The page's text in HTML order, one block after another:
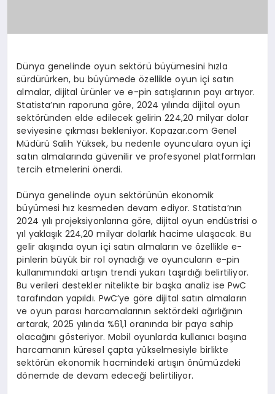
OYUN
Dünya genelinde oyun sektörü büyümesini hızla
sürdürürken, bu büyümede özellikle oyun içi satın
almalar, dijital ürünler ve e-pin satışlarının payı artıyor.
Statista’nın raporuna göre, 2024 yılında dijital oyun
sektöründen elde edilecek gelirin 224,20 milyar dolar
seviyesine çıkması bekleniyor. Kopazar.com Genel
Müdürü Salih Yüksek, bu nedenle oyunculara oyun içi
satın almalarında güvenilir ve profesyonel platformları
tercih etmelerini önerdi.
Dünya genelinde oyun sektörünün ekonomik
büyümesi hız kesmeden devam ediyor. Statista’nın
2024 yılı projeksiyonlarına göre, dijital oyun endüstrisi o
yıl yaklaşık 224,20 milyar dolarlık hacime ulaşacak. Bu
gelir akışında oyun içi satın almaların ve özellikle e-
pinlerin büyük bir rol oynadığı ve oyuncuların e-pin
kullanımındaki artışın trendi yukarı taşırdığı belirtiliyor.
Bu verileri destekler nitelikte bir başka analiz ise PwC
tarafından yapıldı. PwC’ye göre dijital satın almaların
ve oyun parası harcamalarının sektördeki ağırlığının
artarak, 2025 yılında %61,1 oranında bir paya sahip
olacağını gösteriyor. Mobil oyunlarda kullanıcı başına
harcamanın küresel çapta yükselmesiyle birlikte
sektörün ekonomik hacmindeki artışın önümüzdeki
dönemde de devam edeceği belirtiliyor.